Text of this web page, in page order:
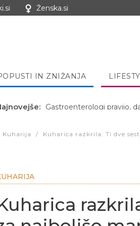
Ženska.si
IN ZNIŽANJA
Hibernacijska dieta: Zakaj
Kuharija / Kuharica razkrila: Ti dve